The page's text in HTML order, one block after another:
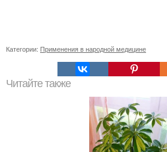
Категории: Применения в народной медицине
Читайте также